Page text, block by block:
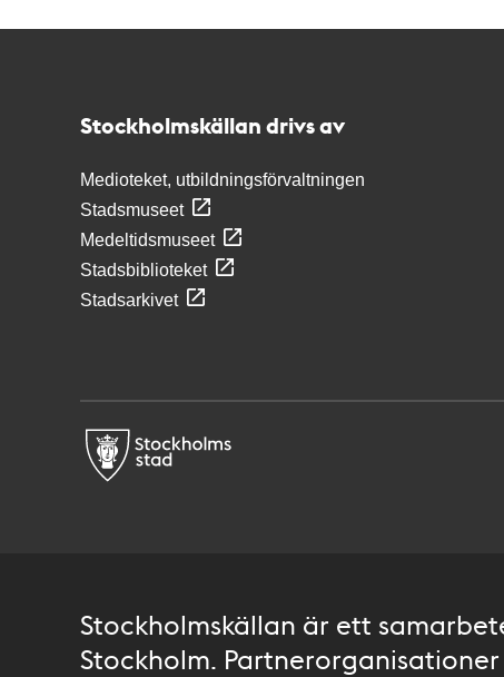
Stockholmskällan drivs av
Medioteket, utbildningsförvaltningen
Stadsmuseet
Medeltidsmuseet
Stadsbiblioteket
Stadsarkivet
Stockholmskällan är ett
Stockholm.